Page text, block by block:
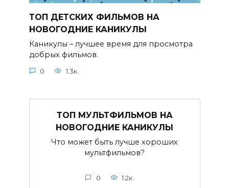
ТОП ДЕТСКИХ ФИЛЬМОВ НА
НОВОГОДНИЕ КАНИКУЛЫ
Каникулы – лучшее время для просмотра
добрых фильмов.
0 1.3к.
ТОП МУЛЬТФИЛЬМОВ НА
НОВОГОДНИЕ КАНИКУЛЫ
Что может быть лучше хороших
мультфильмов?
0 1.2к.